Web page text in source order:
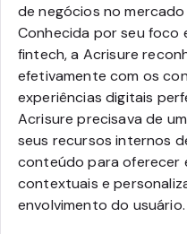
de negócios no
Conhecida por seu foco
fintech, a Acrisure
efetivamente com os
experiências digitais
Acrisure precisava de
seus recursos internos
conteúdo para oferecer
contextuais e
envolvimento do usuário.